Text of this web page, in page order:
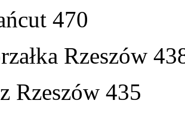
470
Rzeszów
Rzeszów 435